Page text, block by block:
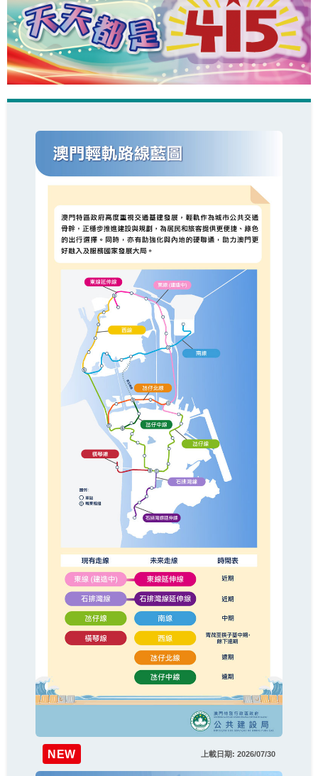
NEW 上載日期: 2026/07/30